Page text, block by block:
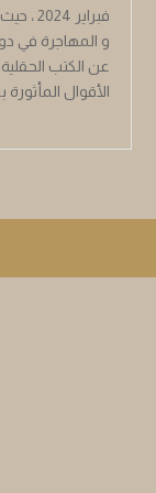
عن الكتب الحقلية
الأقوال المأثورة